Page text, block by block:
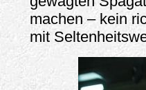
machen – kein
mit